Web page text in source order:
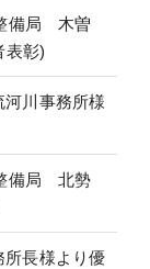
備局 木曽
表彰)
川事務所様
備局 北勢
所長様より優